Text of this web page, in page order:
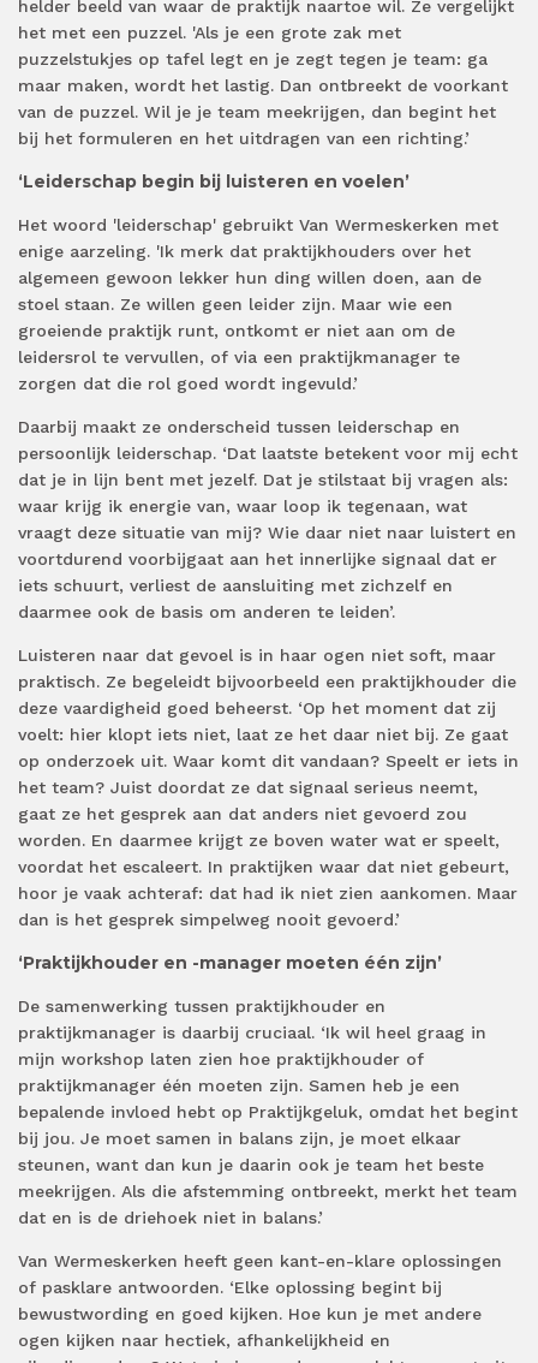
helder beeld van waar de praktijk naartoe wil. Ze vergelijkt
het met een puzzel. 'Als je een grote zak met
puzzelstukjes op tafel legt en je zegt tegen je team: ga
maar maken, wordt het lastig. Dan ontbreekt de voorkant
van de puzzel. Wil je je team meekrijgen, dan begint het
bij het formuleren en het uitdragen van een richting.’
‘Leiderschap begin bij luisteren en voelen’
Het woord 'leiderschap' gebruikt Van Wermeskerken met
enige aarzeling. 'Ik merk dat praktijkhouders over het
algemeen gewoon lekker hun ding willen doen, aan de
stoel staan. Ze willen geen leider zijn. Maar wie een
groeiende praktijk runt, ontkomt er niet aan om de
leidersrol te vervullen, of via een praktijkmanager te
zorgen dat die rol goed wordt ingevuld.’
Daarbij maakt ze onderscheid tussen leiderschap en
persoonlijk leiderschap. ‘Dat laatste betekent voor mij echt
dat je in lijn bent met jezelf. Dat je stilstaat bij vragen als:
waar krijg ik energie van, waar loop ik tegenaan, wat
vraagt deze situatie van mij? Wie daar niet naar luistert en
voortdurend voorbijgaat aan het innerlijke signaal dat er
iets schuurt, verliest de aansluiting met zichzelf en
daarmee ook de basis om anderen te leiden’.
Luisteren naar dat gevoel is in haar ogen niet soft, maar
praktisch. Ze begeleidt bijvoorbeeld een praktijkhouder die
deze vaardigheid goed beheerst. ‘Op het moment dat zij
voelt: hier klopt iets niet, laat ze het daar niet bij. Ze gaat
op onderzoek uit. Waar komt dit vandaan? Speelt er iets in
het team? Juist doordat ze dat signaal serieus neemt,
gaat ze het gesprek aan dat anders niet gevoerd zou
worden. En daarmee krijgt ze boven water wat er speelt,
voordat het escaleert. In praktijken waar dat niet gebeurt,
hoor je vaak achteraf: dat had ik niet zien aankomen. Maar
dan is het gesprek simpelweg nooit gevoerd.’
‘Praktijkhouder en -manager moeten één zijn’
De samenwerking tussen praktijkhouder en
praktijkmanager is daarbij cruciaal. ‘Ik wil heel graag in
mijn workshop laten zien hoe praktijkhouder of
praktijkmanager één moeten zijn. Samen heb je een
bepalende invloed hebt op Praktijkgeluk, omdat het begint
bij jou. Je moet samen in balans zijn, je moet elkaar
steunen, want dan kun je daarin ook je team het beste
meekrijgen. Als die afstemming ontbreekt, merkt het team
dat en is de driehoek niet in balans.’
Van Wermeskerken heeft geen kant-en-klare oplossingen
of pasklare antwoorden. ‘Elke oplossing begint bij
bewustwording en goed kijken. Hoe kun je met andere
ogen kijken naar hectiek, afhankelijkheid en